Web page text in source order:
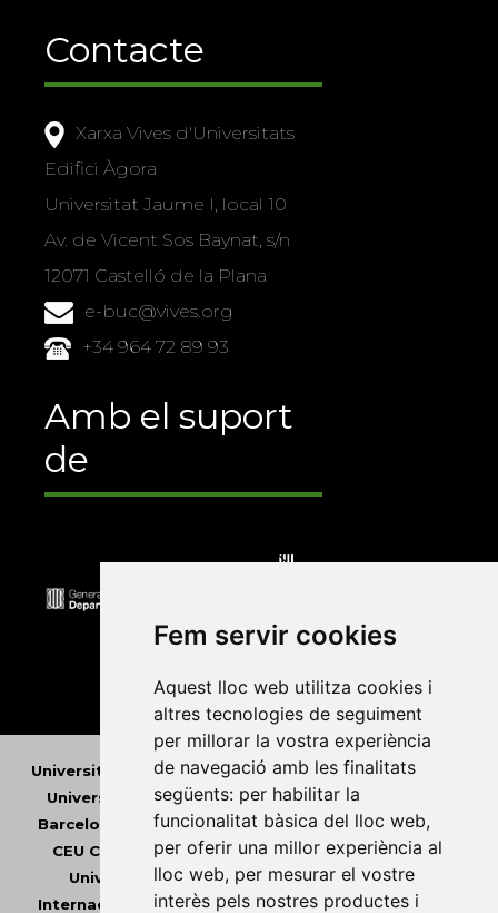
Fem servir cookies
Aquest lloc web utilitza cookies i
altres tecnologies de seguiment
per millorar la vostra experiència
de navegació amb les finalitats
següents: per habilitar la
funcionalitat bàsica del lloc web,
per oferir una millor experiència al
lloc web, per mesurar el vostre
interès pels nostres productes i
Contacte
Xarxa Vives d'Universitats
Edifici Àgora
Universitat Jaume I, local 10
Av. de Vicent Sos Baynat, s/n
12071 Castelló de la Plana
e-buc@vives.org
+34 964 72 89 93
Amb el suport
de
Universitat Abat Oliba CEU•Universitat d'Alacant
Universitat d'Andorra•Universitat Autònoma de
Barcelona
Universitat de Barcelona•Universitat
CEU Cardenal Herrera•Universitat de Girona •
Universitat de les Illes Balears• Universitat
Internacional de Catalunya•Universitat Jaume I